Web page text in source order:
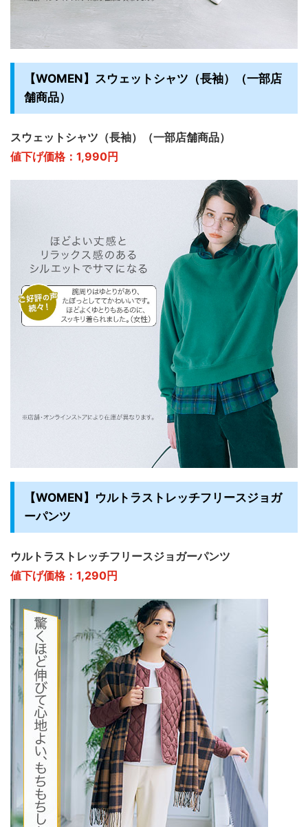
【WOMEN】スウェットシャツ（長袖）（一部店
舗商品）
スウェットシャツ（長袖）（一部店舗商品）
値下げ価格：1,990円
【WOMEN】ウルトラストレッチフリースジョガ
ーパンツ
ウルトラストレッチフリースジョガーパンツ
値下げ価格：1,290円